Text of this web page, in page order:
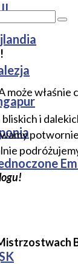
może właśnie
i